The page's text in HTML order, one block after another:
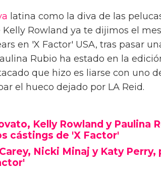
latina como la diva de las
Kelly Rowland ya te dijimos el
en 'X Factor' USA, tras pasar
Rubio ha estado en la
que hizo es liarse con uno
el hueco dejado por LA Reid.
Kelly Rowland y Paulina
cástings de 'X Factor'
Nicki Minaj y Katy